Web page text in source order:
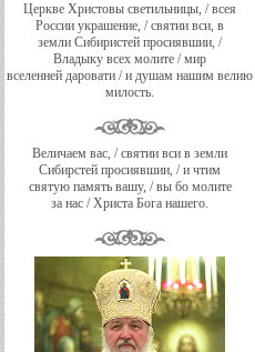
Церкве Христовы светильницы, / всея
России украшение, / святии вси, в
земли Сибиристей просиявшии, /
Владыку всех молите / мир
вселенней даровати / и душам нашим велию
милость.
Величаем вас, / святии вси в земли
Сибирстей просиявшии, / и чтим
святую память вашу, / вы бо молите
за нас / Христа Бога нашего.